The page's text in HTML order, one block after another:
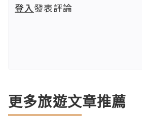
登入發表評論
更多旅遊文章推薦